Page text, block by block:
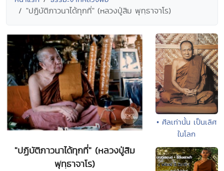
"ปฏิบัติภาวนาได้ทุกที่" (หลวงปู่สิม พุทฺธาจาโร)
"ปฏิบัติภาวนาได้ทุกที่" (หลวงปู่สิม
พุทฺธาจาโร)
• ศีลเท่านั้น เป็นเลิศ
ในโลก